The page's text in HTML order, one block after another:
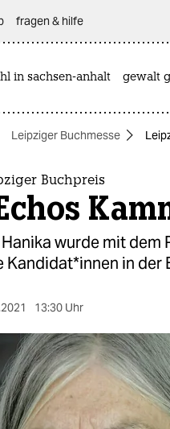
fragen & hilfe
in sachsen-anhalt gewalt
Leipziger Buchmesse
Buchpreis
wurde mit dem
Kan­di­da­t*in­nen in
13:30 Uhr